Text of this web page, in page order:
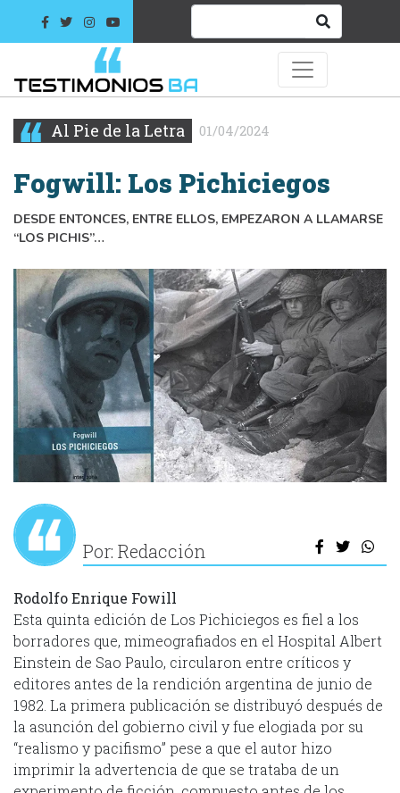
Al Pie de la Letra 01/04/2024
Fogwill: Los Pichiciegos
DESDE ENTONCES, ENTRE ELLOS, EMPEZARON A LLAMARSE
“LOS PICHIS”…
Por: Redacción
Rodolfo Enrique Fowill
Esta quinta edición de Los Pichiciegos es fiel a los
borradores que, mimeografiados en el Hospital Albert
Einstein de Sao Paulo, circularon entre críticos y
editores antes de la rendición argentina de junio de
1982. La primera publicación se distribuyó después de
la asunción del gobierno civil y fue elogiada por su
“realismo y pacifismo” pese a que el autor hizo
imprimir la advertencia de que se trataba de un